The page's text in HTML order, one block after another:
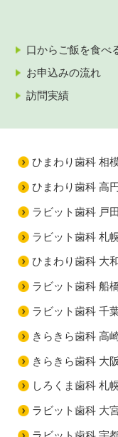
口からご飯を食べ
お申込みの流れ
訪問実績
ひまわり歯科 相
ひまわり歯科 高
ラビット歯科 戸
ラビット歯科 札
ひまわり歯科 大
ラビット歯科 船
ラビット歯科 千
きらきら歯科 高
きらきら歯科 大
しろくま歯科 札
ラビット歯科 大